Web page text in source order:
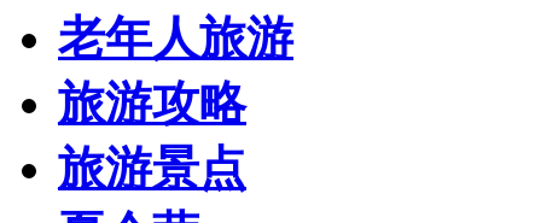
老年人旅游
旅游攻略
旅游景点